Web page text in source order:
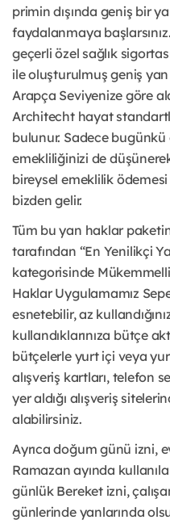
primin dışında geniş bir
faydalanmaya
geçerli özel sağlık
ile oluşturulmuş geniş
Arapça Seviyenize göre
Architecht hayat
bulunur. Sadece bugünkü
emekliliğinizi de
bireysel emeklilik
bizden gelir.
Tüm bu yan haklar
tarafından “En Yenilikçi
kategorisinde
Haklar Uygulamamız
esnetebilir, az
kullandıklarınıza bütçe
bütçelerle yurt içi veya
alışveriş kartları, telefon
yer aldığı alışveriş
alabilirsiniz.
Ayrıca doğum günü izni,
Ramazan ayında
günlük Bereket izni,
günlerinde yanlarında